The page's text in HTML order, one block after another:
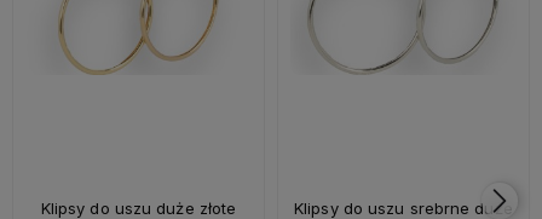
Klipsy do uszu duże złote
Klipsy do uszu srebrne duże